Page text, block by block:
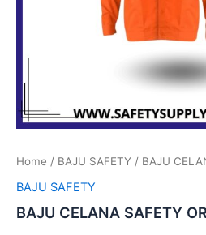
Home / BAJU SAFETY / BAJU
BAJU SAFETY
BAJU CELANA SAFETY